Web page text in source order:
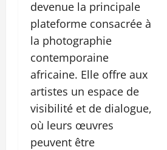
devenue la principale
plateforme consacrée à
la photographie
contemporaine
africaine. Elle offre aux
artistes un espace de
visibilité et de dialogue,
où leurs œuvres
peuvent être